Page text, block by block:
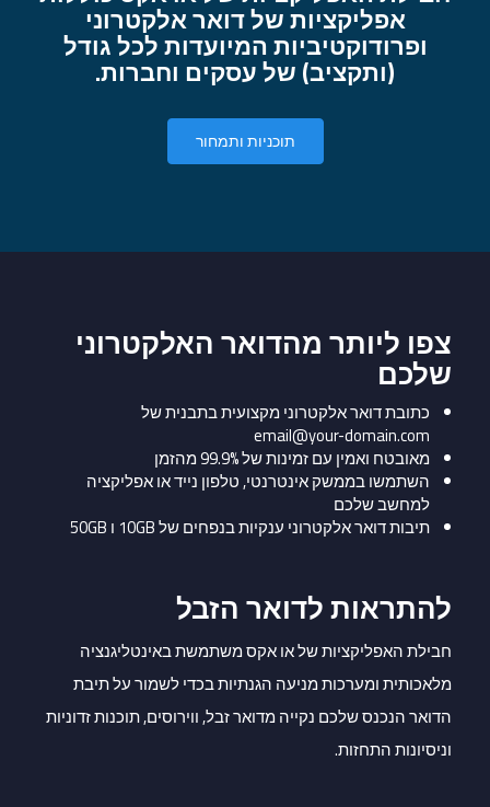
אפליקציות של דואר אלקטרוני
ופרודוקטיביות המיועדות לכל גודל
(ותקציב) של עסקים וחברות.
תוכניות ותמחור
צפו ליותר מהדואר האלקטרוני
שלכם
כתובת דואר אלקטרוני מקצועית בתבנית של
email@your-domain.com
מאובטח ואמין עם זמינות של 99.9% מהזמן
השתמשו בממשק אינטרנטי, טלפון נייד או אפליקציה
למחשב שלכם
תיבות דואר אלקטרוני ענקיות בנפחים של 10GB ו 50GB
להתראות לדואר הזבל
חבילת האפליקציות של או אקס משתמשת באינטליגנציה
מלאכותית ומערכות מניעה הגנתיות בכדי לשמור על תיבת
הדואר הנכנס שלכם נקייה מדואר זבל, ווירוסים, תוכנות זדוניות
וניסיונות התחזות.